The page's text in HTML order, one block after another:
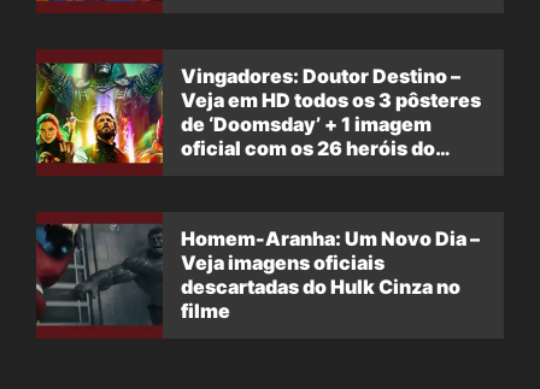
Vingadores: Doutor Destino –
Veja em HD todos os 3 pôsteres
de ‘Doomsday’ + 1 imagem
oficial com os 26 heróis do
Homem-Aranha: Um Novo Dia –
Veja imagens oficiais
descartadas do Hulk Cinza no
filme